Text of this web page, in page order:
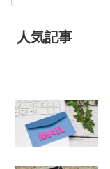
人気記事